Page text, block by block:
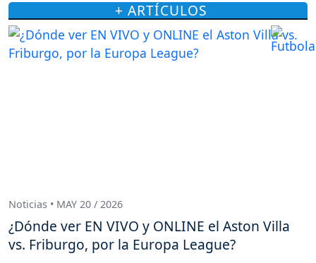
+ ARTÍCULOS
Noticias • MAY 20 / 2026
¿Dónde ver EN VIVO y ONLINE el Aston Villa
vs. Friburgo, por la Europa League?